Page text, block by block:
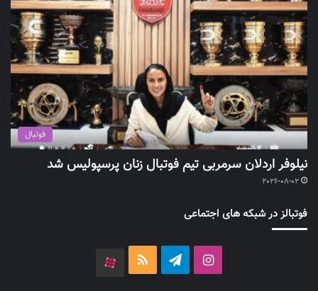
فوتبال
نیلوفر اردلان سرمربی تیم فوتبال زنان پرسپولیس شد
2026-08-02
فوتبالز در شبکه های اجتماعی
اینستاگرامتلگرام خوراک